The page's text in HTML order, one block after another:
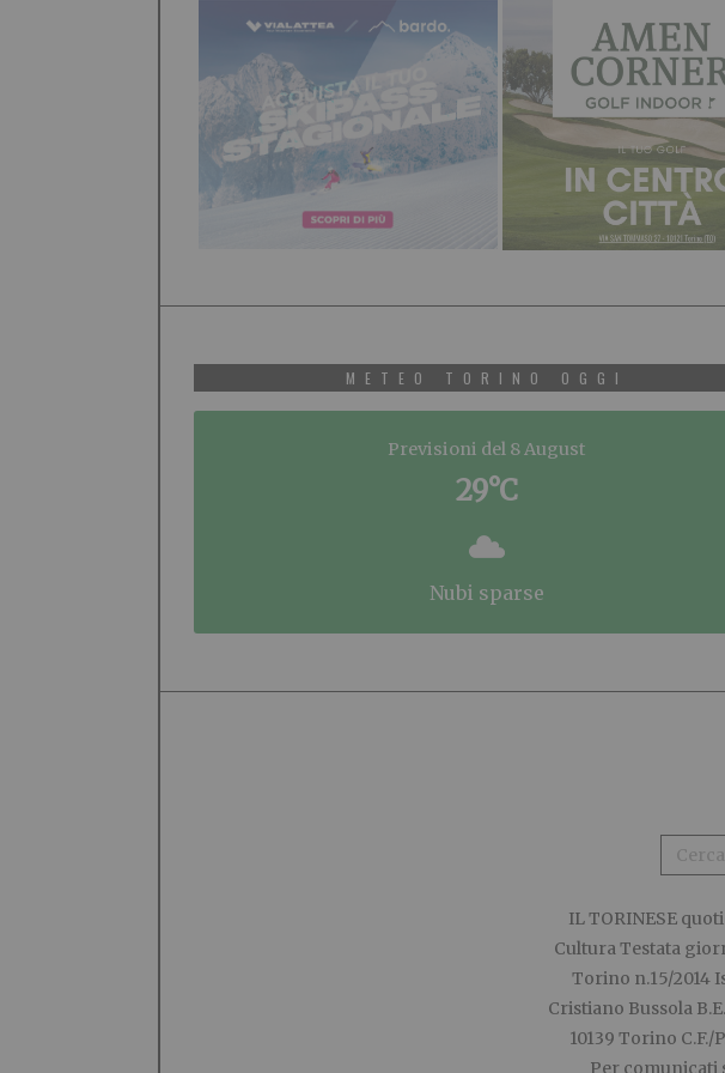
METEO TORINO OGGI
Previsioni del 8 August
29°C
nubi sparse
IL TORINESE
Cultura Testata
Torino n.15/2014
Cristiano Bussola
10139 Torino C.F./
Per comunicati